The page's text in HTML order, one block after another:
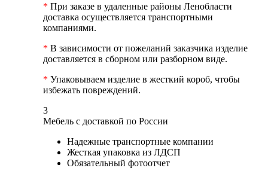
* При заказе в удаленные районы Ленобласти
доставка осуществляется транспортными
компаниями.
* В зависимости от пожеланий заказчика изделие
доставляется в сборном или разборном виде.
* Упаковываем изделие в жесткий короб, чтобы
избежать повреждений.
3
Мебель с доставкой по России
Надежные транспортные компании
Жесткая упаковка из ЛДСП
Обязательный фотоотчет